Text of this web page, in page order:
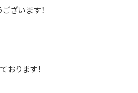
ざいます！
おります！